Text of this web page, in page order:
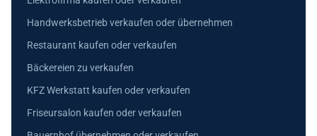
Handwerksbetrieb verkaufen oder übernehmen
Restaurant kaufen oder verkaufen
Bäckereien zu verkaufen
KFZ Werkstatt kaufen oder verkaufen
Friseursalon kaufen oder verkaufen